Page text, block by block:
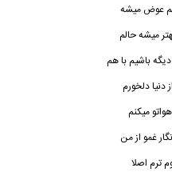
عوض میشه
میشه حالم
باشیم با هم
دنیا دلخورم
میکنم
غمو از من
ترم اصلا